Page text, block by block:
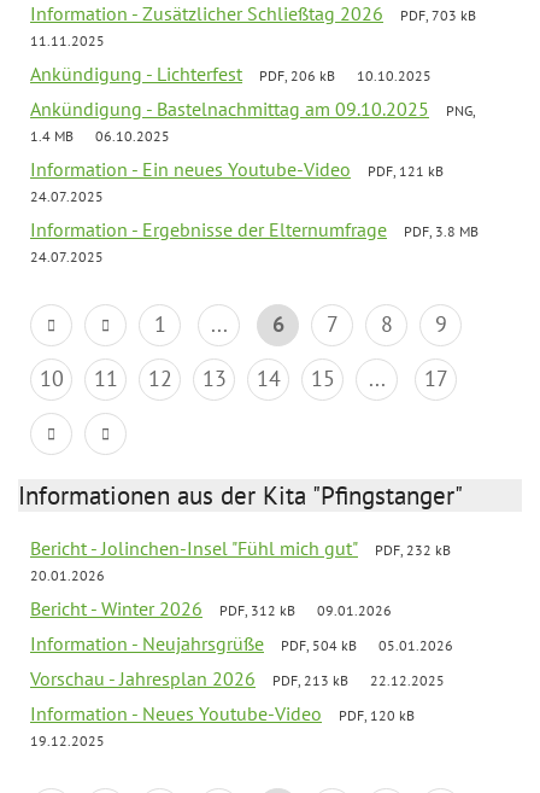
Information - Zusätzlicher Schließtag 2026
PDF, 703 kB
11.11.2025
Ankündigung - Lichterfest PDF, 206 kB 10.10.2025
Ankündigung - Bastelnachmittag am 09.10.2025
PNG,
1.4 MB
06.10.2025
Information - Ein neues Youtube-Video
PDF, 121 kB
24.07.2025
Information - Ergebnisse der Elternumfrage
PDF, 3.8 MB
24.07.2025
1 ... 6 7 8
9
10
11 12 13 14 15 ... 17
Informationen aus der Kita "Pfingstanger"
Bericht - Jolinchen-Insel "Fühl mich gut"
PDF, 232 kB
20.01.2026
Bericht - Winter 2026 PDF, 312 kB 09.01.2026
Information - Neujahrsgrüße PDF, 504 kB 05.01.2026
Vorschau - Jahresplan 2026 PDF, 213 kB 22.12.2025
Information - Neues Youtube-Video
PDF, 120 kB
19.12.2025